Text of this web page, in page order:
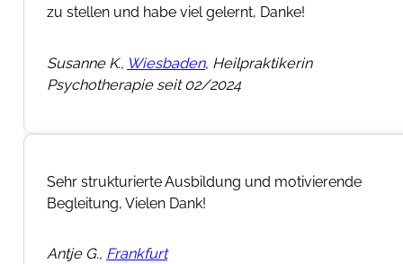
zu stellen und habe viel gelernt, Danke!
Susanne K., Wiesbaden, Heilpraktikerin
Psychotherapie seit 02/2024
Sehr strukturierte Ausbildung und motivierende
Begleitung, Vielen Dank!
Antje G., Frankfurt